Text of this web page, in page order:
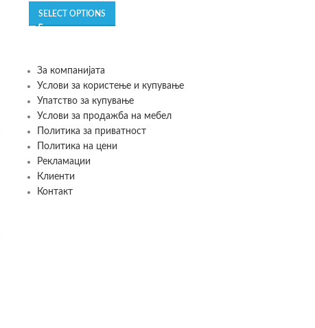
SELECT OPTIONS
За компанијата
Услови за користење и купување
Упатство за купување
Услови за продажба на мебел
Политика за приватност
Политика на цени
Рекламации
Клиенти
Контакт